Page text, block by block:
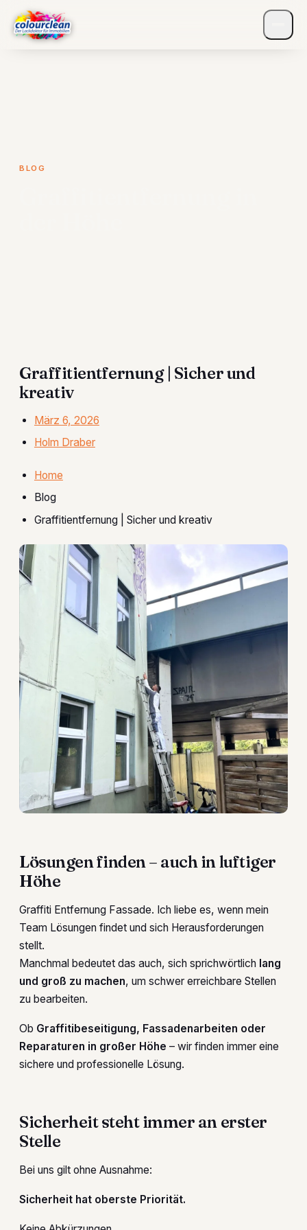
BLOG
Graffitientfernung | Sicher und
kreativ
März 6, 2026
Holm Draber
Home
Blog
Graffitientfernung | Sicher und kreativ
Lösungen finden – auch in luftiger
Höhe
Graffiti Entfernung Fassade. Ich liebe es, wenn mein
Team Lösungen findet und sich Herausforderungen
stellt.
Manchmal bedeutet das auch, sich sprichwörtlich lang
und groß zu machen, um schwer erreichbare Stellen
zu bearbeiten.
Ob Graffitibeseitigung, Fassadenarbeiten oder
Reparaturen in großer Höhe – wir finden immer eine
sichere und professionelle Lösung.
Sicherheit steht immer an erster
Stelle
Bei uns gilt ohne Ausnahme:
Sicherheit hat oberste Priorität.